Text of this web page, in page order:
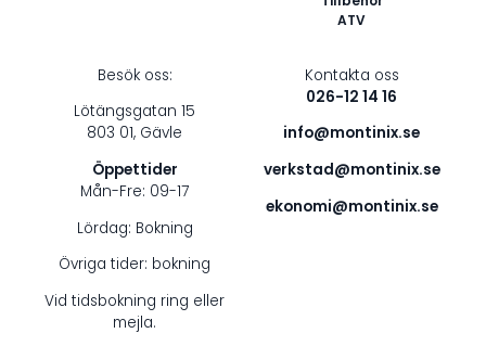
ATV
Besök oss:
Lötängsgatan 15
803 01, Gävle
Öppettider
Mån-Fre: 09-17
Lördag: Bokning
Övriga tider: bokning
Vid tidsbokning ring eller
mejla.
Kontakta oss
026-12 14 16
info@montinix.se
verkstad@montinix.se
ekonomi@montinix.se